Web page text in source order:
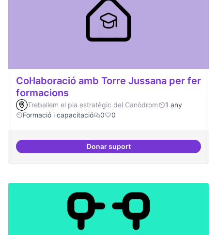
Col·laboració amb Torre Jussana per fer
formacions
Treballem el pla estratègic del Canòdrom
1 any
Formació i capacitació
0 0
Donar suportCol·laboració amb Torre